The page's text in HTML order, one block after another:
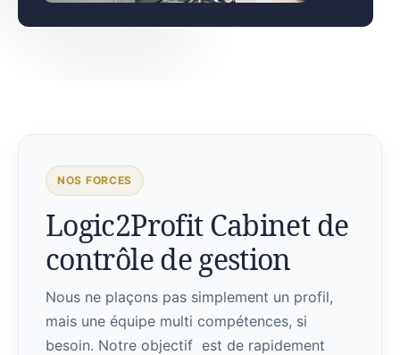
NOS FORCES
Logic2Profit Cabinet de
contrôle de gestion
Nous ne plaçons pas simplement un profil,
mais une équipe multi compétences, si
besoin. Notre objectif est de rapidement